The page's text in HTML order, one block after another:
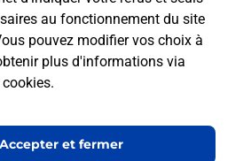
au fonctionnement du site
pouvez modifier vos choix à
plus d'informations via
.
Accepter et fermer
MAIRIE
conforme